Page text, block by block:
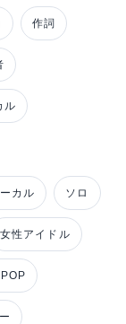
作詞
ル
カル ソロ
女性アイドル